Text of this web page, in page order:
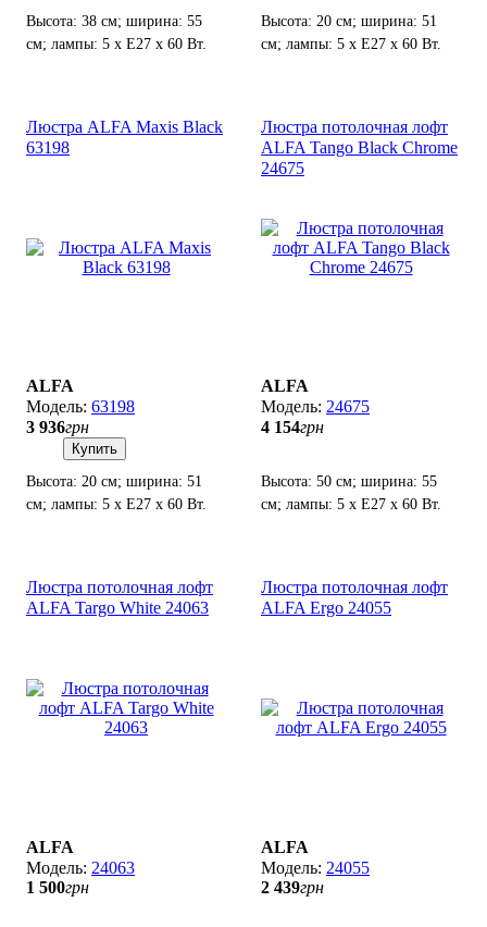
Высота: 38 см; ширина: 55
см; лампы: 5 х Е27 х 60 Вт.
Высота: 20 см; ширина: 51
см; лампы: 5 х Е27 х 60 Вт.
Люстра ALFA Maxis Black
63198
ALFA
63198
3 936грн
Купить
Высота: 20 см; ширина: 51
см; лампы: 5 х Е27 х 60 Вт.
Люстра потолочная лофт
ALFA Tango Black Chrome
24675
ALFA
24675
4 154грн
Высота: 50 см; ширина: 55
см; лампы: 5 х Е27 х 60 Вт.
Люстра потолочная лофт
ALFA Targo White 24063
ALFA
24063
1 500грн
Люстра потолочная лофт
ALFA Ergo 24055
ALFA
24055
2 439грн